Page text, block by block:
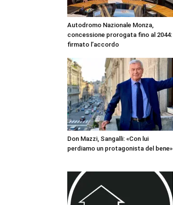
Autodromo Nazionale Monza,
concessione prorogata fino al 2044:
firmato l’accordo
Don Mazzi, Sangalli: «Con lui
perdiamo un protagonista del bene»